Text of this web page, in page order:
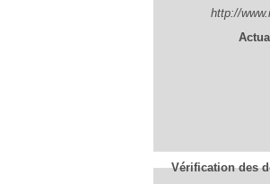
http://
Vérification des